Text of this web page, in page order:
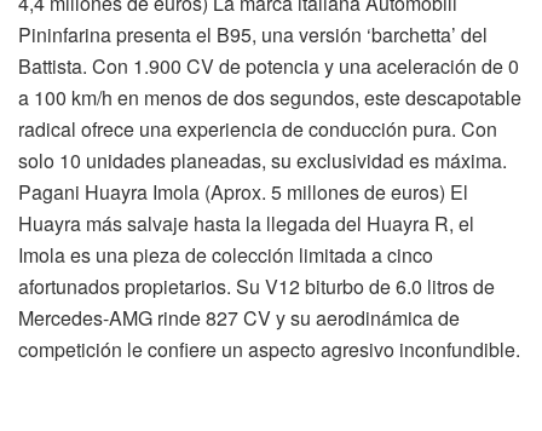
Pininfarina presenta el B95, una versión ‘barchetta’ del
Battista. Con 1.900 CV de potencia y una aceleración de 0
a 100 km/h en menos de dos segundos, este descapotable
radical ofrece una experiencia de conducción pura. Con
solo 10 unidades planeadas, su exclusividad es máxima.
Pagani Huayra Imola (Aprox. 5 millones de euros) El
Huayra más salvaje hasta la llegada del Huayra R, el
Imola es una pieza de colección limitada a cinco
afortunados propietarios. Su V12 biturbo de 6.0 litros de
Mercedes-AMG rinde 827 CV y su aerodinámica de
competición le confiere un aspecto agresivo inconfundible.